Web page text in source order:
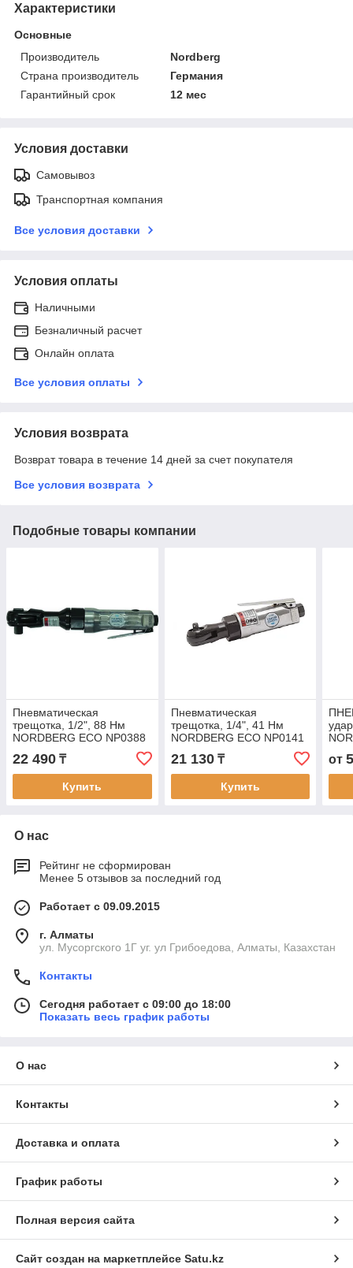
Характеристики
Основные
Производитель
Nordberg
Страна производитель
Германия
Гарантийный срок
12 мес
Условия доставки
Самовывоз
Транспортная компания
Все условия доставки
Условия оплаты
Наличными
Безналичный расчет
Онлайн оплата
Все условия оплаты
Условия возврата
Возврат товара в течение 14 дней за счет покупателя
Все условия возврата
Подобные товары компании
Пневматическая
трещотка, 1/2", 88 Нм
NORDBERG ECO NP0388
22 490 ₸
Купить
Пневматическая
трещотка, 1/4", 41 Нм
NORDBERG ECO NP0141
21 130₸
Купить
от
О нас
Рейтинг не сформирован
Менее 5 отзывов за последний год
Работает с 09.09.2015
г. Алматы
ул. Мусоргского 1Г уг. ул Грибоедова, Алматы, Казахстан
Контакты
Сегодня работает с 09:00 до 18:00
Показать весь график работы
О нас
Контакты
Доставка и оплата
График работы
Полная версия сайта
Сайт создан на маркетплейсе Satu.kz